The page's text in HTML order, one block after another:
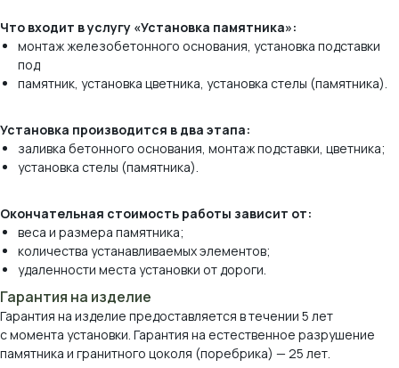
Что входит в услугу «Установка памятника»:
монтаж железобетонного основания, установка подставки
под
памятник, установка цветника, установка стелы (памятника).
Установка производится в два этапа:
заливка бетонного основания, монтаж подставки, цветника;
установка стелы (памятника).
Окончательная стоимость работы зависит от:
веса и размера памятника;
количества устанавливаемых элементов;
удаленности места установки от дороги.
Гарантия на изделие
Гарантия на изделие предоставляется в течении 5 лет
с момента установки. Гарантия на естественное разрушение
памятника и гранитного цоколя (поребрика) — 25 лет.
мы используем
Мансуровский
Мрамор Коелга
*оттенок и рисунок камня на вашем экране